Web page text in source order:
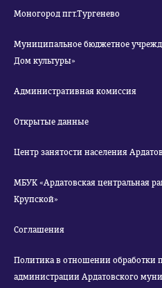
Моногород пгт.Тургенево
Муниципальное бюджетное учреждение «Ардатовский
Дом культуры»
Административная комиссия
Открытые данные
Центр занятости населения
МБУК «Ардатовская центральная
Крупской»
Соглашения
Политика в отношении обработки
администрации Ардатовского